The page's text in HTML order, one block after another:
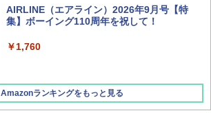
AIRLINE（エアライン）2026年9月号【特
集】ボーイング110周年を祝して！
￥1,760
Amazonランキングをもっと見る